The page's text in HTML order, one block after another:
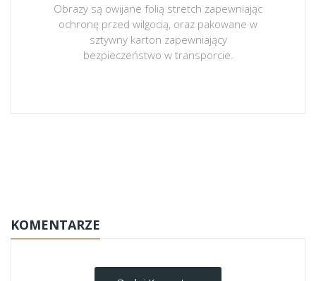
Obrazy są owijane folią stretch zapewniając
ochronę przed wilgocią, oraz pakowane w
sztywny karton zapewniający
bezpieczeństwo w transporcie.
KOMENTARZE